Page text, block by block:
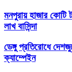
মনপুরায় হাজার
লাখ বাসিন্দা
ডেঙ্গু প্রতিরোধে
ক্যাম্পেইন